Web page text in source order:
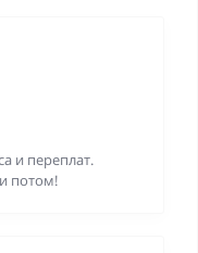
и переплат.
потом!